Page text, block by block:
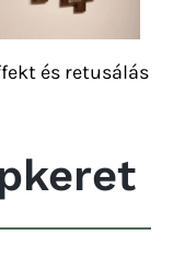
és retusálás